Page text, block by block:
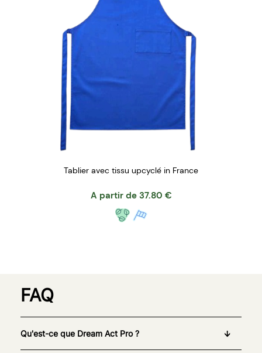
Tablier avec tissu upcyclé in France
A partir de 37.80 €
FAQ
Qu'est-ce que Dream Act Pro ?